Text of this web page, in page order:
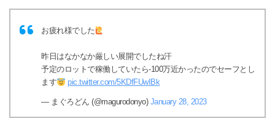
お疲れ様でした
昨日はなかなか厳しい展開でしたね汗
予定のロットで稼働していたら-100万近かったのでセーフとし
ます
pic.twitter.com/5KDfFUwIBk
— まぐろどん (@magurodonyo) January 28, 2023